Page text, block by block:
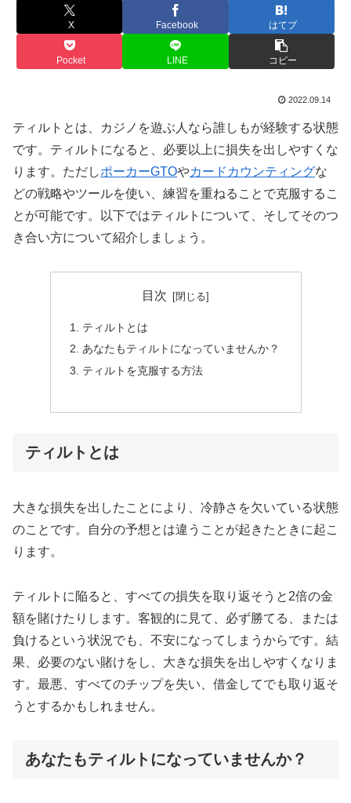
X Facebook はてブ
Pocket LINE コピー
2022.09.14
ティルトとは、カジノを遊ぶ人なら誰しもが経験する状態
です。ティルトになると、必要以上に損失を出しやすくな
ります。ただしポーカーGTOやカードカウンティングな
どの戦略やツールを使い、練習を重ねることで克服するこ
とが可能です。以下ではティルトについて、そしてそのつ
き合い方について紹介しましょう。
目次
ティルトとは
あなたもティルトになっていませんか？
ティルトを克服する方法
ティルトとは
大きな損失を出したことにより、冷静さを欠いている状態
のことです。自分の予想とは違うことが起きたときに起こ
ります。
ティルトに陥ると、すべての損失を取り返そうと2倍の金
額を賭けたりします。客観的に見て、必ず勝てる、または
負けるという状況でも、不安になってしまうからです。結
果、必要のない賭けをし、大きな損失を出しやすくなりま
す。最悪、すべてのチップを失い、借金してでも取り返そ
うとするかもしれません。
あなたもティルトになっていませんか？